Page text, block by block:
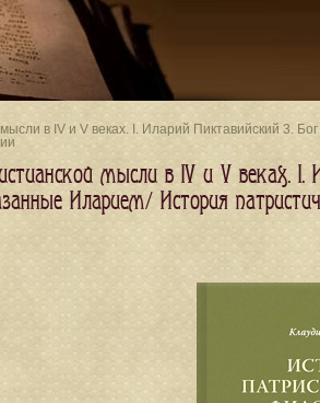
в IV и V веках. I. Иларий Пиктавийский 3. Бог
мысли в IV и V веках. I.
Иларием/ История